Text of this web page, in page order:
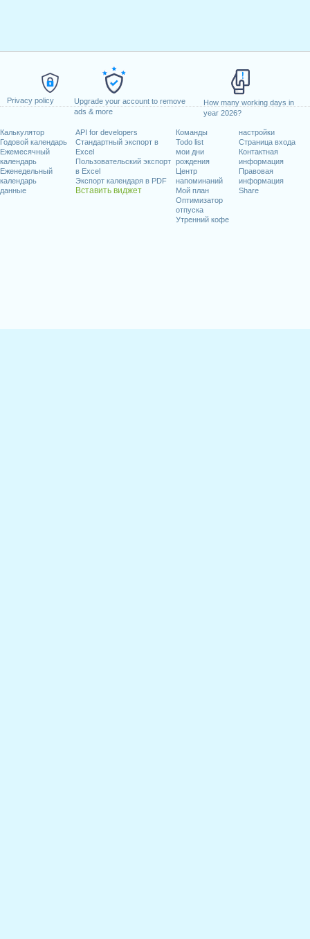
Privacy policy
Upgrade your account to remove
ads & more
How many working days in
year 2026?
Калькулятор
Годовой календарь
Ежемесячный
календарь
Еженедельный
календарь
данные
API for developers
Стандартный экспорт в
Excel
Пользовательский экспорт
в Excel
Экспорт календаря в PDF
Вставить виджет
Команды
Todo list
мои дни
рождения
Центр
напоминаний
Мой план
Оптимизатор
отпуска
Утренний кофе
настройки
Страница входа
Контактная
информация
Правовая
информация
Share